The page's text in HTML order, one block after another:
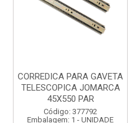
CORREDICA PARA GAVETA
TELESCOPICA JOMARCA
45X550 PAR
Código: 377792
Embalagem: 1 - UNIDADE